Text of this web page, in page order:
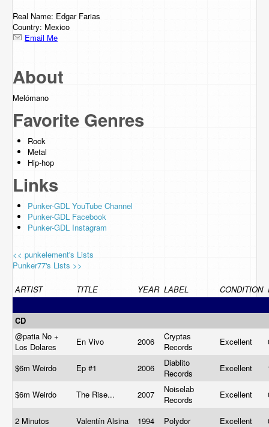
Real Name: Edgar Farias
Country: Mexico
Email Me
About
Melómano
Favorite Genres
Rock
Metal
Hip-hop
Links
Punker-GDL YouTube Channel
Punker-GDL Facebook
Punker-GDL Instagram
<< punkelement's Lists
Punker77's Lists >>
ARTIST TITLE YEAR LABEL CONDITION
CD
@patia No +
Los Dolares
En Vivo 2006
Cryptas
Records
Excellent
$6m Weirdo Ep #1 2006
Diablito
Records
Excellent
$6m Weirdo The Rise... 2007
Noiselab
Records
Excellent
2 Minutos Valentín Alsina 1994 Polydor Excellent